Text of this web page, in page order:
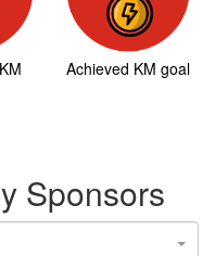
Achieved KM goal
Sponsors